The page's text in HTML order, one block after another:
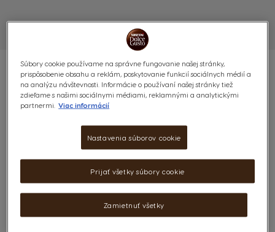
RISTRETTO BARISTA - 48
9
Súbory cookie používame na správne fungovanie našej stránky,
prispôsobenie obsahu a reklám, poskytovanie funkcií sociálnych médií a
na analýzu návštevnosti. Informácie o používaní našej stránky tiež
zdieľame s našimi sociálnymi médiami, reklamnými a analytickými
partnermi.
Viac informácií
Nastavenia súborov cookie
Zamietnuť všetky
Prijať všetky súbory cookie